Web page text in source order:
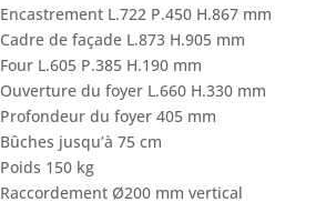
Encastrement L.722 P.450 H.867 mm
Cadre de façade L.873 H.905 mm
Four L.605 P.385 H.190 mm
Ouverture du foyer L.660 H.330 mm
Profondeur du foyer 405 mm
Bûches jusqu’à 75 cm
Poids 150 kg
Raccordement Ø200 mm vertical